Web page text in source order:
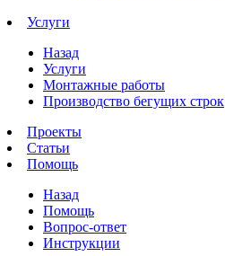
Услуги
Назад
Услуги
Монтажные работы
Производство бегущих строк
Проекты
Статьи
Помощь
Назад
Помощь
Вопрос-ответ
Инструкции